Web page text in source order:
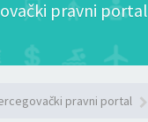
pravni portal
pravni portal